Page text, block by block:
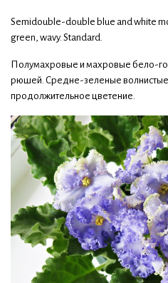
Semidouble-double blue and white
green, wavy. Standard.
Полумахровые и махровые бело-
рюшей. Средне-зеленые волнистые
продолжительное цветение.